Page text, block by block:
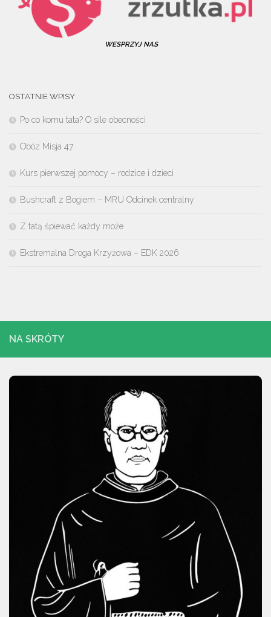
WESPRZYJ NAS
OSTATNIE WPISY
Po co komu tata? O sile obecności
Obóz Misja 47
Kurs pierwszej pomocy – rodzice i dzieci
Bushcraft z Bogiem – MRU Odcinek centralny
Z tatą śpiewać każdy może
Ekstremalna Droga Krzyżowa – EDK 2026
NA SKRÓTY